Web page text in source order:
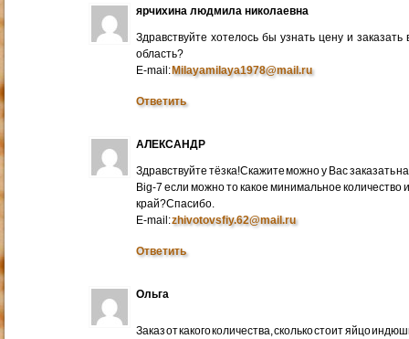
ярчихина людмила николаевна
Здравствуйте хотелось бы узнать цену и
область?
E-mail:Milayamilaya1978@mail.ru
Ответить
АЛЕКСАНДР
Здравствуйте тёзка!Скажите можно у Вас заказать
Big-7 если можно то какое минимальное количество
край?Спасибо.
E-mail:zhivotovsfiy.62@mail.ru
Ответить
Ольга
Заказ от какого количества, сколько стоит яйцо